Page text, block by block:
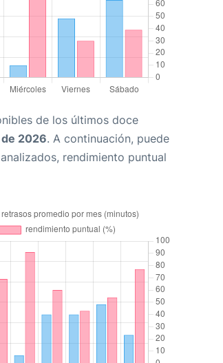
de los últimos doce
2026. A continuación, puede
rendimiento puntual